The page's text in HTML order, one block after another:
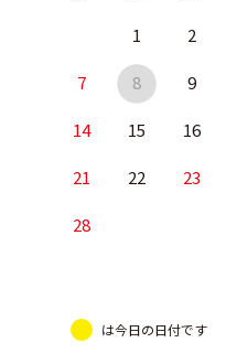
1 2
7 8 9
14 15 16
21 22 23
28
は今日の日付です